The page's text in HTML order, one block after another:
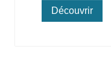
Découvrir